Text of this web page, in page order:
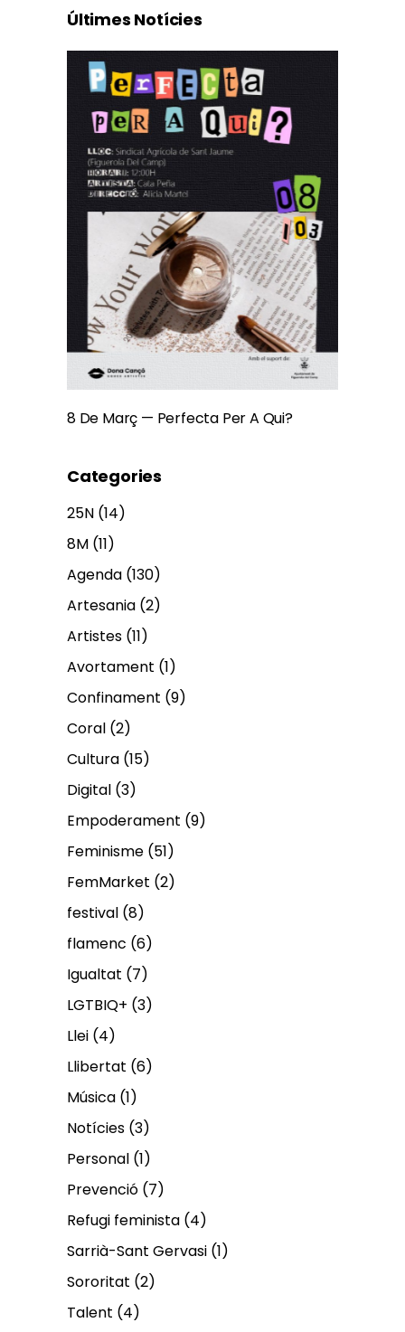
Últimes Notícies
8 De Març — Perfecta Per A Qui?
Categories
25N (14)
8M (11)
Agenda (130)
Artesania (2)
Artistes (11)
Avortament (1)
Confinament (9)
Coral (2)
Cultura (15)
Digital (3)
Empoderament (9)
Feminisme (51)
FemMarket (2)
festival (8)
flamenc (6)
Igualtat (7)
LGTBIQ+ (3)
Llei (4)
Llibertat (6)
Música (1)
Notícies (3)
Personal (1)
Prevenció (7)
Refugi feminista (4)
Sarrià-Sant Gervasi (1)
Sororitat (2)
Talent (4)